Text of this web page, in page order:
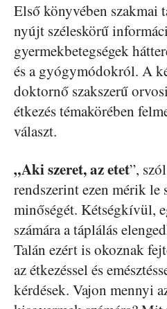
Első könyvében szakmai
nyújt széleskörű
gyermekbetegségek
és a gyógymódokról. A
doktornő szakszerű
étkezés témakörében
választ.
„Aki szeret, az etet”,
rendszerint ezen mérik
minőségét. Kétségkívül,
számára a táplálás
Talán ezért is okoznak
az étkezéssel és
kérdések. Vajon mennyi